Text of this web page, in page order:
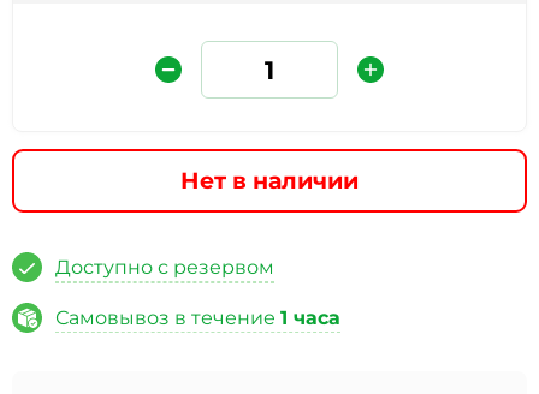
Нет в наличии
Доступно с резервом
Самовывоз в течение 1 часа